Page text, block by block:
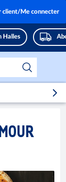
Halles
client/Me connecter